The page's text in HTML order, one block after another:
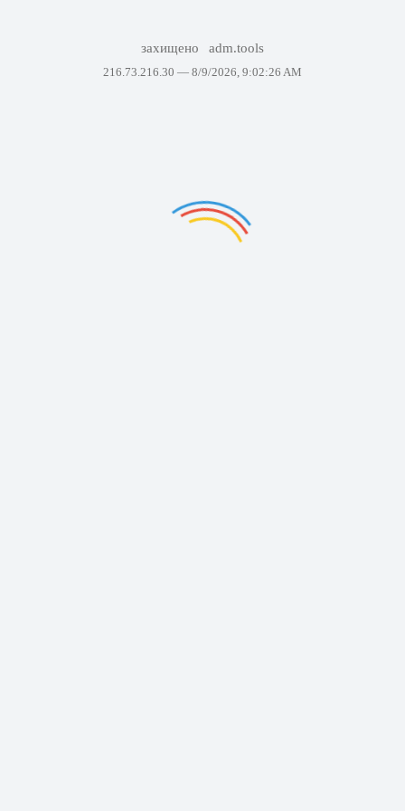
захищено adm.tools
216.73.216.30 — 8/9/2026, 9:02:26 AM